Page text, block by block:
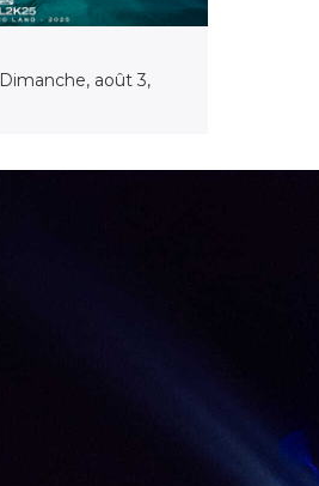
Dimanche, août 3,